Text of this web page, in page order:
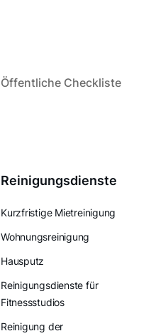
Öffentliche Checkliste
Reinigungsdienste
Kurzfristige Mietreinigung
Wohnungsreinigung
Hausputz
Reinigungsdienste für
Fitnessstudios
Reinigung der